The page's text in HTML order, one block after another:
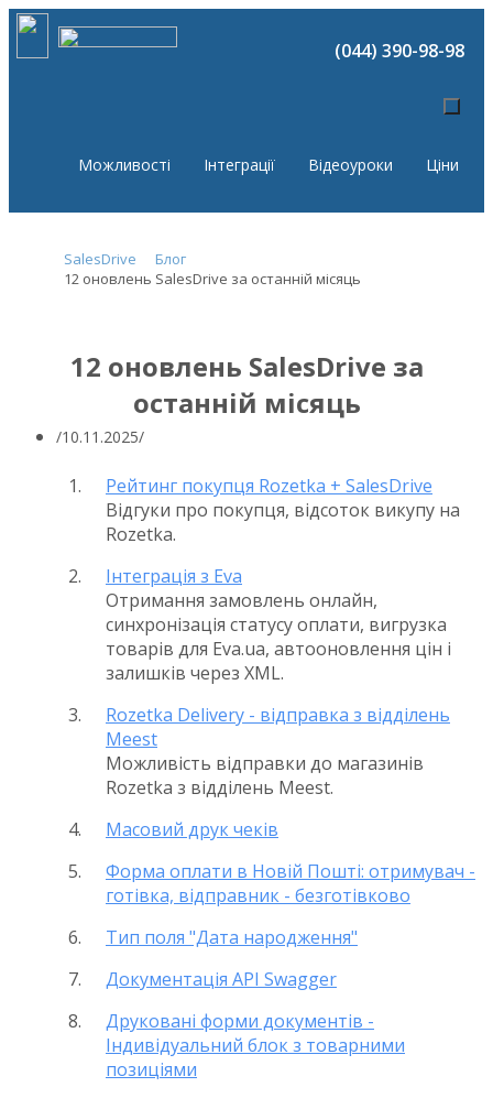
(044) 390-98-98
Можливості Інтеграції Відеоуроки Ціни
SalesDrive
Блог
12 оновлень SalesDrive за останній місяць
12 оновлень SalesDrive за
останній місяць
10.11.2025
Рейтинг покупця Rozetka + SalesDrive
Відгуки про покупця, відсоток викупу на
Rozetka.
Інтеграція з Eva
Отримання замовлень онлайн,
синхронізація статусу оплати, вигрузка
товарів для Eva.ua, автооновлення цін і
залишків через XML.
Rozetka Delivery - відправка з відділень
Meest
Можливість відправки до магазинів
Rozetka з відділень Meest.
Масовий друк чеків
Форма оплати в Новій Пошті: отримувач -
готівка, відправник - безготівково
Тип поля "Дата народження"
Документація API Swagger
Друковані форми документів -
Індивідуальний блок з товарними
позиціями